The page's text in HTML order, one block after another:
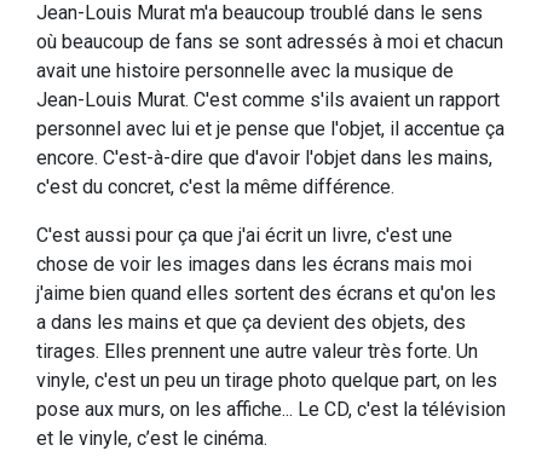
Jean-Louis Murat m'a beaucoup troublé dans le sens
où beaucoup de fans se sont adressés à moi et chacun
avait une histoire personnelle avec la musique de
Jean-Louis Murat. C'est comme s'ils avaient un rapport
personnel avec lui et je pense que l'objet, il accentue ça
encore. C'est-à-dire que d'avoir l'objet dans les mains,
c'est du concret, c'est la même différence.
C'est aussi pour ça que j'ai écrit un livre, c'est une
chose de voir les images dans les écrans mais moi
j'aime bien quand elles sortent des écrans et qu'on les
a dans les mains et que ça devient des objets, des
tirages. Elles prennent une autre valeur très forte. Un
vinyle, c'est un peu un tirage photo quelque part, on les
pose aux murs, on les affiche... Le CD, c'est la télévision
et le vinyle, c’est le cinéma.